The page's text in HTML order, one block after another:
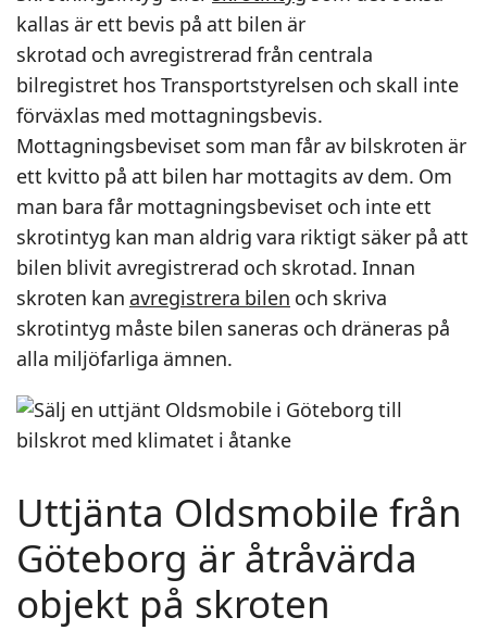
kallas är ett bevis på att bilen är
skrotad och avregistrerad från centrala
bilregistret hos Transportstyrelsen och skall inte
förväxlas med mottagningsbevis.
Mottagningsbeviset som man får av bilskroten är
ett kvitto på att bilen har mottagits av dem. Om
man bara får mottagningsbeviset och inte ett
skrotintyg kan man aldrig vara riktigt säker på att
bilen blivit avregistrerad och skrotad. Innan
skroten kan avregistrera bilen och skriva
skrotintyg måste bilen saneras och dräneras på
alla miljöfarliga ämnen.
Uttjänta Oldsmobile från
Göteborg är åtråvärda
objekt på skroten